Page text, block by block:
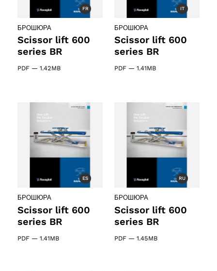
5 products
FR
БРОШЮРА
Scissor lift 600
series BR
PDF — 1.42MB
IT
БРОШЮРА
Scissor lift 600
series BR
PDF — 1.41MB
ES
БРОШЮРА
Scissor lift 600
series BR
PDF — 1.41MB
RU
БРОШЮРА
Scissor lift 600
series BR
PDF — 1.45MB